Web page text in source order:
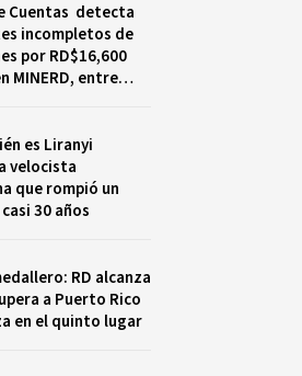
Cuentas detecta
incompletos de
por RD$16,600
MINERD, entre
es Liranyi
velocista
que rompió un
30 años
RD alcanza
a Puerto Rico
en el quinto lugar